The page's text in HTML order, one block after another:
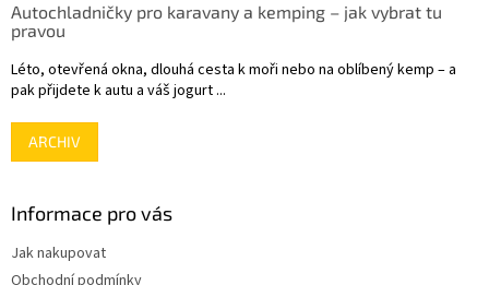
Autochladničky pro karavany a kemping – jak vybrat tu
pravou
Léto, otevřená okna, dlouhá cesta k moři nebo na oblíbený kemp – a
pak přijdete k autu a váš jogurt ...
ARCHIV
Informace pro vás
Jak nakupovat